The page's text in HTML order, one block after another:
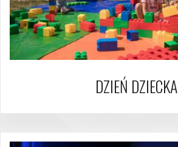
DZIEŃ DZIECKA